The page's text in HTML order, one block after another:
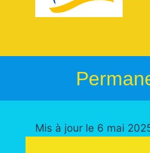
Mis à jour le 6 mai